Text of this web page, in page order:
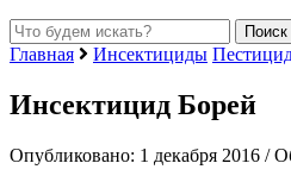
Главная Инсектициды
Инсектицид Борей
Опубликовано: 1 декабря 2016 /